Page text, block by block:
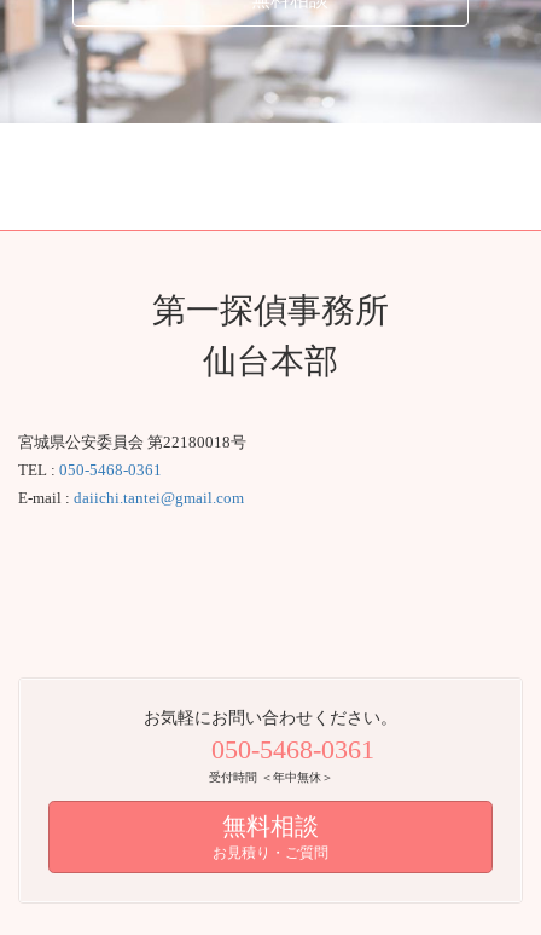
第一探偵事務所
仙台本部
宮城県公安委員会 第22180018号
TEL : 050-5468-0361
E-mail : daiichi.tantei@gmail.com
お気軽にお問い合わせください。
050-5468-0361
受付時間 ＜年中無休＞
無料相談
お見積り・ご質問